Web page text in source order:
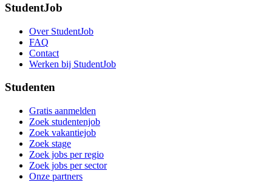
StudentJob
Over StudentJob
FAQ
Contact
Werken bij StudentJob
Studenten
Gratis aanmelden
Zoek studentenjob
Zoek vakantiejob
Zoek stage
Zoek jobs per regio
Zoek jobs per sector
Onze partners